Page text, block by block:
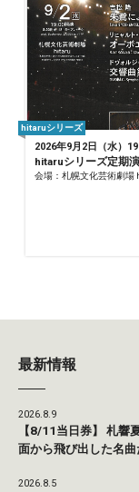
2026年9月2日（水）
hitaruシリーズ定期
会場：札幌文化芸術劇場
hitaruシリーズ
最新情報
2026.8.9
【8/11当日券】 札響
面から飛び出した名
2026.8.5